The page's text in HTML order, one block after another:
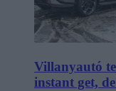
Villanyautó
instant get,